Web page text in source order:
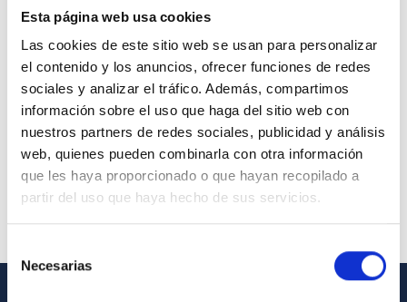
Esta página web usa cookies
Las cookies de este sitio web se usan para personalizar
el contenido y los anuncios, ofrecer funciones de redes
sociales y analizar el tráfico. Además, compartimos
información sobre el uso que haga del sitio web con
nuestros partners de redes sociales, publicidad y análisis
web, quienes pueden combinarla con otra información
que les haya proporcionado o que hayan recopilado a
partir del uso que haya hecho de sus servicios.
Necesarias